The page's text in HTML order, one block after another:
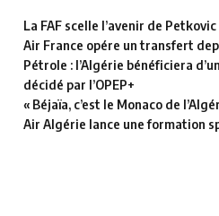
La FAF scelle l’avenir de
Air France opére un transfert
Pétrole : l’Algérie bénéficiera
décidé par l’OPEP+
« Béjaïa, c’est le Monaco de
Air Algérie lance une formation